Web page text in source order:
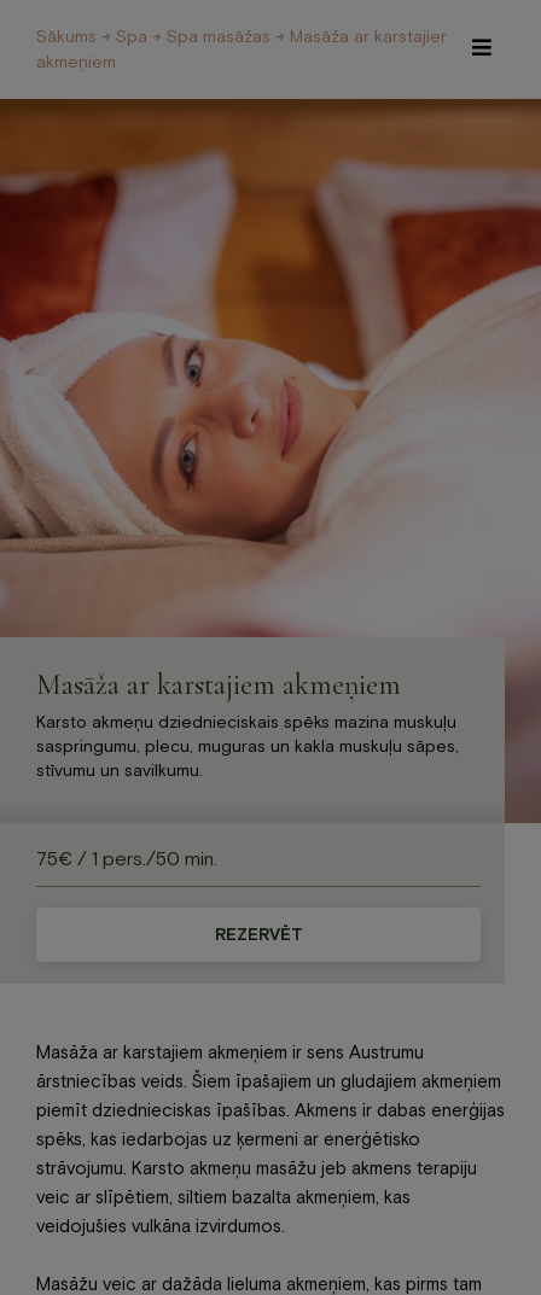
Īpašie piedāvājumi Internetveikals
Viesnīca
Restorāns un Café
Konferences
Veselības centrs
Jaunumi
Kontakti
BOOK NOW
info@baltvilla.lv
Sākums → Spa → Spa masāžas → Masāža ar karstajiem
akmeņiem
Masāža ar karstajiem akmeņiem
Karsto akmeņu dziednieciskais spēks mazina muskuļu
saspringumu, plecu, muguras un kakla muskuļu sāpes,
stīvumu un savilkumu.
REZERVĒT
Masāža ar karstajiem akmeņiem ir sens Austrumu
ārstniecības veids. Šiem īpašajiem un gludajiem akmeņiem
piemīt dziednieciskas īpašības. Akmens ir dabas enerģijas
spēks, kas iedarbojas uz ķermeni ar enerģētisko
strāvojumu. Karsto akmeņu masāžu jeb akmens terapiju
veic ar slīpētiem, siltiem bazalta akmeņiem, kas
veidojušies vulkāna izvirdumos.
Masāžu veic ar dažāda lieluma akmeņiem, kas pirms tam